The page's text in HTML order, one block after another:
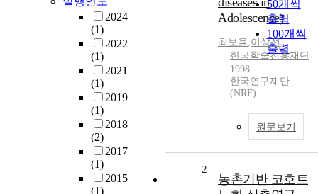
2024
(1)
2022
(1)
2021
(1)
2019
(1)
2018
(2)
2017
(1)
2015
(1)
50개씩
출력
100개씩
출력
Adolescence)
최보율,이상선
한국학술진흥재단
1998
한국연구재단
(NRF)
원문보기
2
농촌기반 코호트